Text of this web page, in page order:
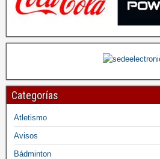
Categorías
Atletismo
Avisos
Bádminton